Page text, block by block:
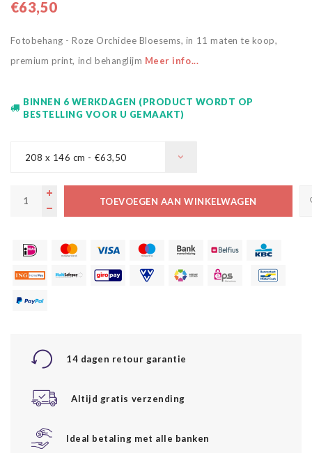
€63,50
Fotobehang - Roze Orchidee Bloesems, in 11 maten te koop,
premium print, incl behanglijm Meer info...
BINNEN 6 WERKDAGEN (PRODUCT WORDT OP
BESTELLING VOOR U GEMAAKT)
208 x 146 cm - €63,50
TOEVOEGEN AAN WINKELWAGEN
14 dagen retour garantie
Altijd gratis verzending
Ideal betaling met alle banken